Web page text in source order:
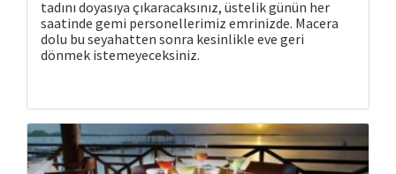
Cruise Hakkında
tadını doyasıya çıkaracaksınız, üstelik günün her
saatinde gemi personellerimiz emrinizde. Macera
dolu bu seyahatten sonra kesinlikle eve geri
dönmek istemeyeceksiniz.